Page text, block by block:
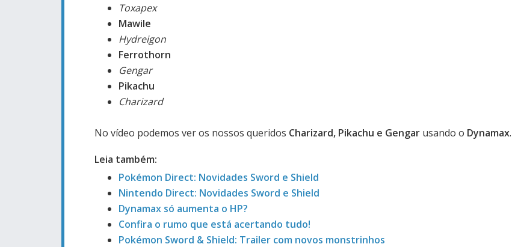
Toxapex
Mawile
Hydreigon
Ferrothorn
Gengar
Pikachu
Charizard
No vídeo podemos ver os nossos queridos Charizard, Pikachu e Gengar usando o Dynamax.
Leia também:
Pokémon Direct: Novidades Sword e Shield
Nintendo Direct: Novidades Sword e Shield
Dynamax só aumenta o HP?
Confira o rumo que está acertando tudo!
Pokémon Sword & Shield: Trailer com novos monstrinhos